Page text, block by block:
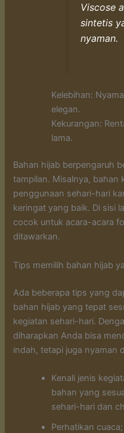
Viscose
sintetis
nyaman.
Kelebihan:
elegan.
Kekurangan:
lama.
Bahan hijab berpengaruh
tampilan. Misalnya,
penggunaan sehari-hari
keringat yang baik. Di sisi
cocok untuk acara-acara
ditawarkan.
Tips memilih bahan hijab
Ada beberapa tips yang
bahan hijab yang tepat
kegiatan sehari-hari.
diharapkan Anda bisa
indah, tetapi juga nyaman
Kenali jenis
bahan yang
sehari-hari dan
Perhatikan